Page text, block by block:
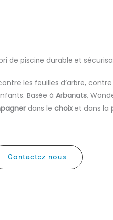
de piscine durable et
les feuilles d’arbre,
Basée à Arbanats,
dans le choix et dans la
Contactez-nous